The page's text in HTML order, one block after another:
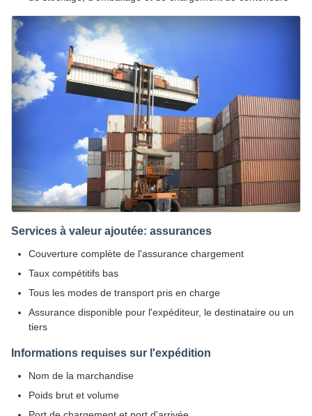
Services à valeur ajoutée: assurances
Couverture complète de l'assurance chargement
Taux compétitifs bas
Tous les modes de transport pris en charge
Assurance disponible pour l'expéditeur, le destinataire ou un
tiers
Informations requises sur l'expédition
Nom de la marchandise
Poids brut et volume